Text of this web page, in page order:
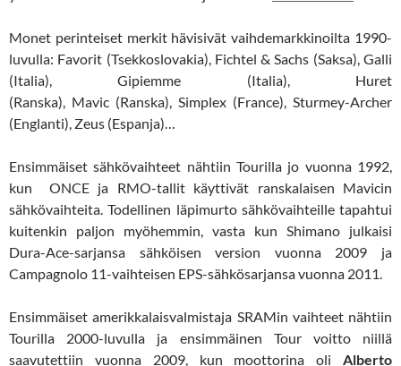
Monet perinteiset merkit hävisivät vaihdemarkkinoilta 1990-
luvulla: Favorit (Tsekkoslovakia), Fichtel & Sachs (Saksa), Galli
(Italia), Gipiemme (Italia), Huret
(Ranska), Mavic (Ranska), Simplex (France), Sturmey-Archer
(Englanti), Zeus (Espanja)…
Ensimmäiset sähkövaihteet nähtiin Tourilla jo vuonna 1992,
kun ONCE ja RMO-tallit käyttivät ranskalaisen Mavicin
sähkövaihteita. Todellinen läpimurto sähkövaihteille tapahtui
kuitenkin paljon myöhemmin, vasta kun Shimano julkaisi
Dura-Ace-sarjansa sähköisen version vuonna 2009 ja
Campagnolo 11-vaihteisen EPS-sähkösarjansa vuonna 2011.
Ensimmäiset amerikkalaisvalmistaja SRAMin vaihteet nähtiin
Tourilla 2000-luvulla ja ensimmäinen Tour voitto niillä
saavutettiin vuonna 2009, kun moottorina oli Alberto